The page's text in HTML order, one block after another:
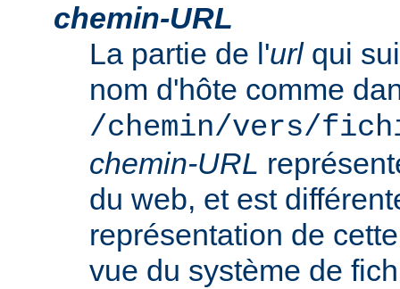
chemin-URL
La partie de l'urlqui
nom d'hôte comme
/chemin/vers/
chemin-URL
du web, et est
représentation de
vue du système de